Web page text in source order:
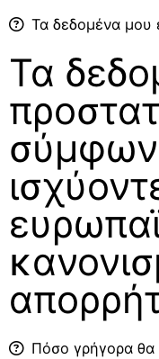
Τα δεδομένα μου
Τα
Πόσο γρήγορα